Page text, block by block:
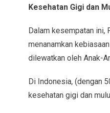
Kesehatan Gigi dan
Dalam kesempatan ini,
menanamkan
dilewatkan oleh Anak-
Di Indonesia, (dengan
kesehatan gigi dan